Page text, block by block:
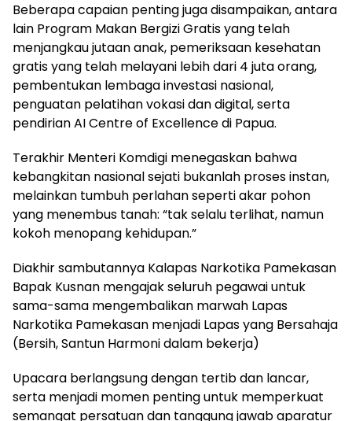
Beberapa capaian penting juga disampaikan, antara
lain Program Makan Bergizi Gratis yang telah
menjangkau jutaan anak, pemeriksaan kesehatan
gratis yang telah melayani lebih dari 4 juta orang,
pembentukan lembaga investasi nasional,
penguatan pelatihan vokasi dan digital, serta
pendirian AI Centre of Excellence di Papua.
Terakhir Menteri Komdigi menegaskan bahwa
kebangkitan nasional sejati bukanlah proses instan,
melainkan tumbuh perlahan seperti akar pohon
yang menembus tanah: “tak selalu terlihat, namun
kokoh menopang kehidupan.”
Diakhir sambutannya Kalapas Narkotika Pamekasan
Bapak Kusnan mengajak seluruh pegawai untuk
sama-sama mengembalikan marwah Lapas
Narkotika Pamekasan menjadi Lapas yang Bersahaja
(Bersih, Santun Harmoni dalam bekerja)
Upacara berlangsung dengan tertib dan lancar,
serta menjadi momen penting untuk memperkuat
semangat persatuan dan tanggung jawab aparatur